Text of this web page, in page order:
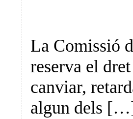
La Comissió
reserva el
canviar,
algun dels